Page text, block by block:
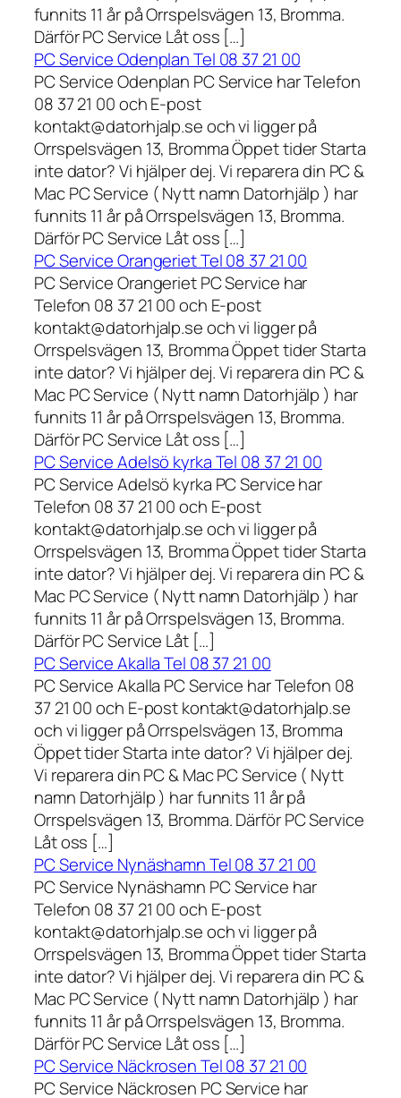
funnits 11 år på Orrspelsvägen 13, Bromma.
Därför PC Service Låt oss […]
PC Service Odenplan Tel 08 37 21 00
PC Service Odenplan PC Service har Telefon
08 37 21 00 och E-post
kontakt@datorhjalp.se och vi ligger på
Orrspelsvägen 13, Bromma Öppet tider Starta
inte dator? Vi hjälper dej. Vi reparera din PC &
Mac PC Service ( Nytt namn Datorhjälp ) har
funnits 11 år på Orrspelsvägen 13, Bromma.
Därför PC Service Låt oss […]
PC Service Orangeriet Tel 08 37 21 00
PC Service Orangeriet PC Service har
Telefon 08 37 21 00 och E-post
kontakt@datorhjalp.se och vi ligger på
Orrspelsvägen 13, Bromma Öppet tider Starta
inte dator? Vi hjälper dej. Vi reparera din PC &
Mac PC Service ( Nytt namn Datorhjälp ) har
funnits 11 år på Orrspelsvägen 13, Bromma.
Därför PC Service Låt oss […]
PC Service Adelsö kyrka Tel 08 37 21 00
PC Service Adelsö kyrka PC Service har
Telefon 08 37 21 00 och E-post
kontakt@datorhjalp.se och vi ligger på
Orrspelsvägen 13, Bromma Öppet tider Starta
inte dator? Vi hjälper dej. Vi reparera din PC &
Mac PC Service ( Nytt namn Datorhjälp ) har
funnits 11 år på Orrspelsvägen 13, Bromma.
Därför PC Service Låt […]
PC Service Akalla Tel 08 37 21 00
PC Service Akalla PC Service har Telefon 08
37 21 00 och E-post kontakt@datorhjalp.se
och vi ligger på Orrspelsvägen 13, Bromma
Öppet tider Starta inte dator? Vi hjälper dej.
Vi reparera din PC & Mac PC Service ( Nytt
namn Datorhjälp ) har funnits 11 år på
Orrspelsvägen 13, Bromma. Därför PC Service
Låt oss […]
PC Service Nynäshamn Tel 08 37 21 00
PC Service Nynäshamn PC Service har
Telefon 08 37 21 00 och E-post
kontakt@datorhjalp.se och vi ligger på
Orrspelsvägen 13, Bromma Öppet tider Starta
inte dator? Vi hjälper dej. Vi reparera din PC &
Mac PC Service ( Nytt namn Datorhjälp ) har
funnits 11 år på Orrspelsvägen 13, Bromma.
Därför PC Service Låt oss […]
PC Service Näckrosen Tel 08 37 21 00
PC Service Näckrosen PC Service har